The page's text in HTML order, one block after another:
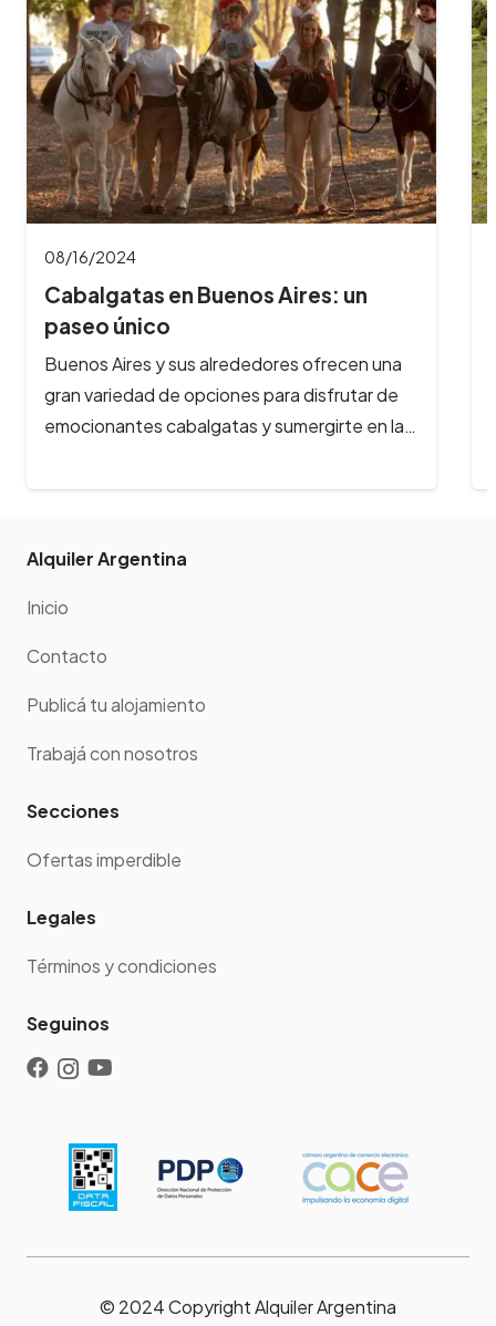
08/16/2024
Cabalgatas en Bariloche: aventuras
a caballo…
¿Te imaginas galopar por paisajes de ensueño,
rodeado de montañas nevadas, lagos
cristalinos y bosques milenarios? En Bariloche,
Alquiler Argentina
Inicio
Contacto
Publicá tu alojamiento
Trabajá con nosotros
Secciones
Ofertas imperdible
Legales
Términos y condiciones
Seguinos
© 2024 Copyright Alquiler Argentina